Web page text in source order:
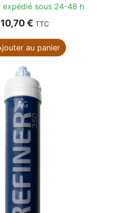
expédié sous 24-48 h
€ TTC
au panier